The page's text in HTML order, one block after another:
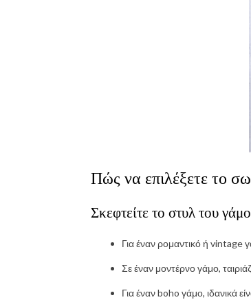
Πώς να επιλέξετε το
Σκεφτείτε το στυλ του
Για έναν ρομαντικό ή vintage
Σε έναν μοντέρνο γάμο,
Για έναν boho γάμο, ιδανικά